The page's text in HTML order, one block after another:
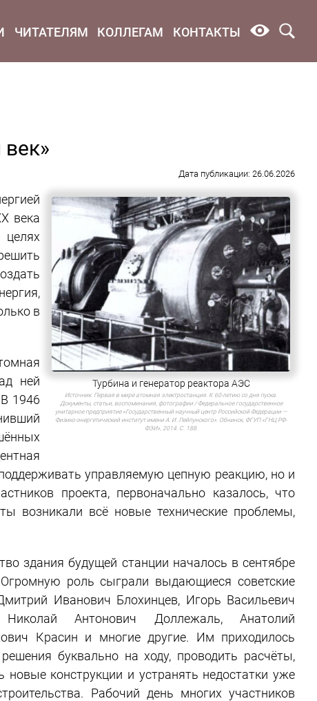
ЧИТАТЕЛЯМ КОЛЛЕГАМ КОНТАКТЫ
Дата публикации: 26.06.2026
Турбина и генератор реактора АЭС
Источник: Первая в мире атомная электростанция. К 60-летию со дня пуска.
Документы, статьи, воспоминания, фотографии / Федеральное государственное
унитарное предприятие «Государственный научный центр Российской Федерации —
Физико-энергетический институт имени А. И. Лейпунского». Обнинск, ФГУП «ГНЦ РФ-
ФЭИ», 2014. С. 188.
века
в
ней
1946
управляемую цепную реакцию, но и
проекта, первоначально казалось, что
возникали всё новые технические проблемы,
здания будущей станции началось в сентябре
роль сыграли выдающиеся советские
Иванович Блохинцев, Игорь Васильевич
Николай Антонович Доллежаль, Анатолий
Красин и многие другие. Им приходилось
буквально на ходу, проводить расчёты,
новые конструкции и устранять недостатки уже
Рабочий день многих участников